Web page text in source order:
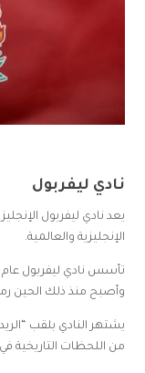
نادي ليفربول
يعد نادي ليفربول
الإنجليزية والعالمية.
وأصبح منذ ذلك الحين
يشتهر النادي بلقب
من اللحظات التاريخية